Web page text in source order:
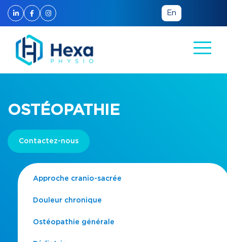
En
OSTÉOPATHIE
Contactez-nous
Approche cranio-sacrée
Douleur chronique
Ostéopathie générale